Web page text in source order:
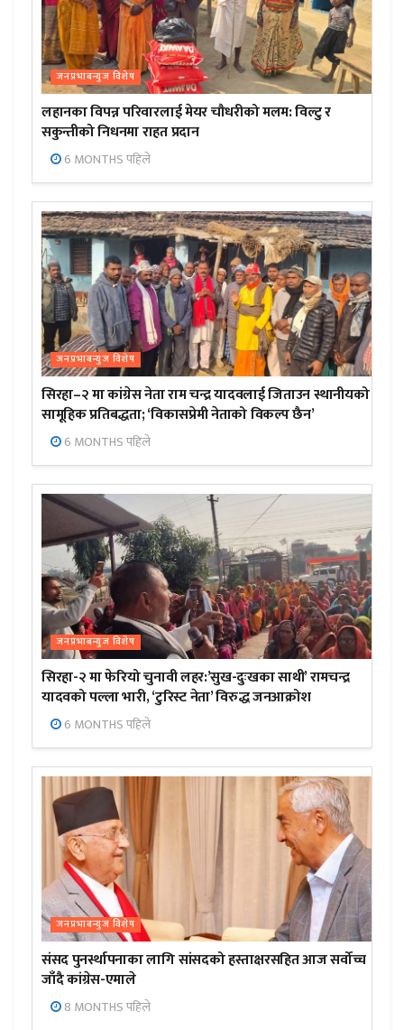
जनप्रभाबन्युज विशेष
लहानका विपन्न परिवारलाई मेयर चौधरीको मलम: विल्टु र
सकुन्तीको निधनमा राहत प्रदान
6 MONTHS पहिले
जनप्रभाबन्युज विशेष
सिरहा–२ मा कांग्रेस नेता राम चन्द्र यादवलाई जिताउन स्थानीयको
सामूहिक प्रतिबद्धता; ‘विकासप्रेमी नेताको विकल्प छैन’
6 MONTHS पहिले
जनप्रभाबन्युज विशेष
सिरहा-२ मा फेरियो चुनावी लहर:’सुख-दुःखका साथी’ रामचन्द्र
यादवको पल्ला भारी, ‘टुरिस्ट नेता’ विरुद्ध जनआक्रोश
6 MONTHS पहिले
जनप्रभाबन्युज विशेष
संसद पुनर्स्थापनाका लागि सांसदको हस्ताक्षरसहित आज सर्वोच्च
जाँदै कांग्रेस-एमाले
8 MONTHS पहिले